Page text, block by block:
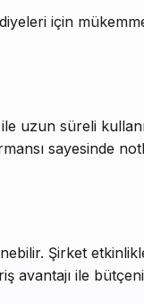
için
uzun süreli
sayesinde
Şirket
ile